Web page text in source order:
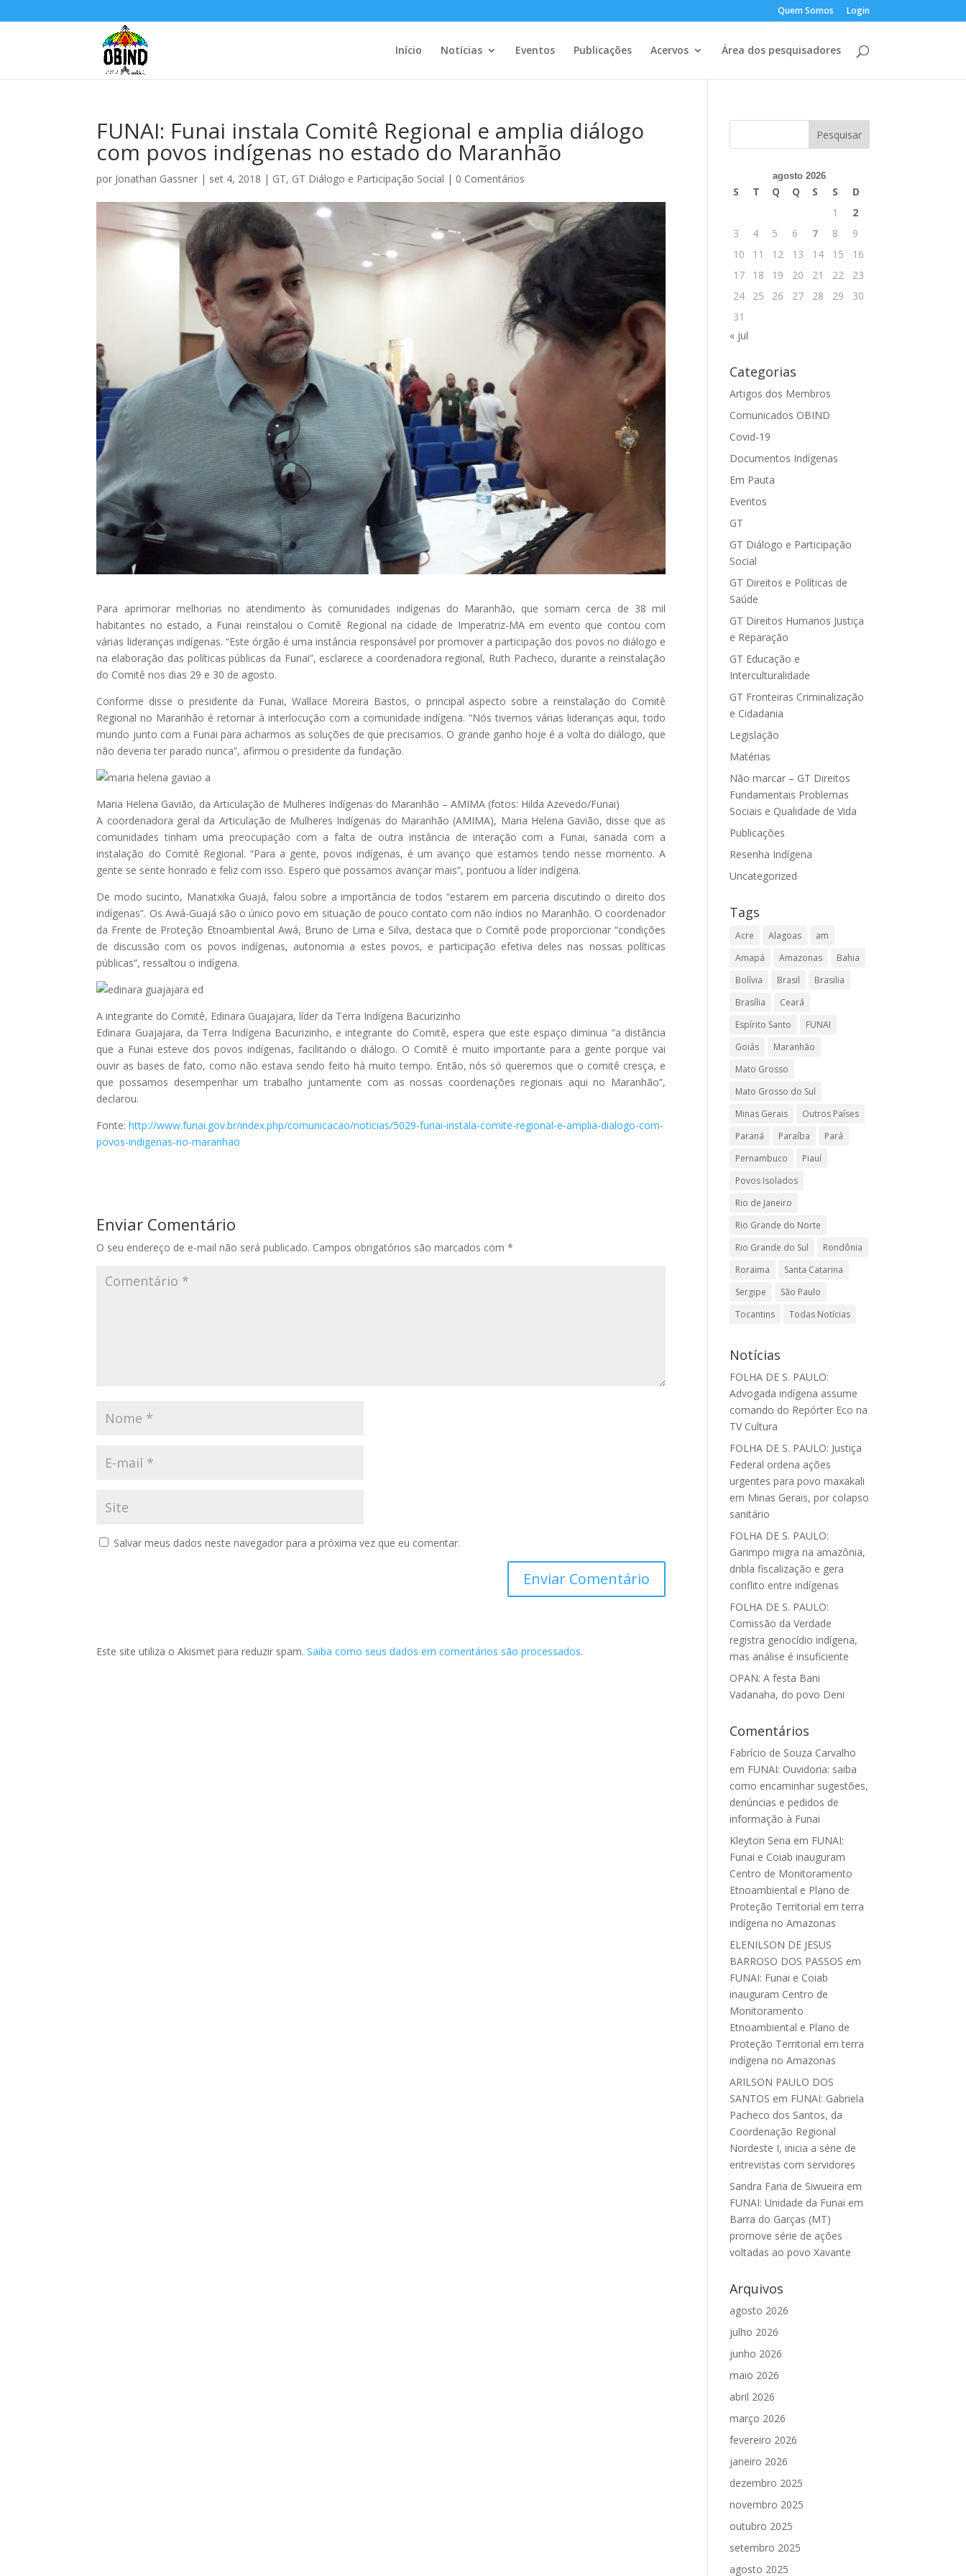
Quem Somos Login
Início Notícias Eventos Publicações Acervos Área dos pesquisadores
FUNAI: Funai instala Comitê Regional e amplia diálogo
com povos indígenas no estado do Maranhão
por Jonathan Gassner | set 4, 2018 | GT, GT Diálogo e Participação Social | 0 Comentários
Para aprimorar melhorias no atendimento às comunidades indígenas do Maranhão, que somam cerca de 38 mil
habitantes no estado, a Funai reinstalou o Comitê Regional na cidade de Imperatriz-MA em evento que contou com
várias lideranças indígenas. “Este órgão é uma instância responsável por promover a participação dos povos no diálogo e
na elaboração das políticas públicas da Funai”, esclarece a coordenadora regional, Ruth Pacheco, durante a reinstalação
do Comitê nos dias 29 e 30 de agosto.
Conforme disse o presidente da Funai, Wallace Moreira Bastos, o principal aspecto sobre a reinstalação do Comitê
Regional no Maranhão é retornar à interlocução com a comunidade indígena. “Nós tivemos várias lideranças aqui, todo
mundo junto com a Funai para acharmos as soluções de que precisamos. O grande ganho hoje é a volta do diálogo, que
não deveria ter parado nunca”, afirmou o presidente da fundação.
Maria Helena Gavião, da Articulação de Mulheres Indígenas do Maranhão – AMIMA (fotos: Hilda Azevedo/Funai)
A coordenadora geral da Articulação de Mulheres Indígenas do Maranhão (AMIMA), Maria Helena Gavião, disse que as
comunidades tinham uma preocupação com a falta de outra instância de interação com a Funai, sanada com a
instalação do Comitê Regional. “Para a gente, povos indígenas, é um avanço que estamos tendo nesse momento. A
gente se sente honrado e feliz com isso. Espero que possamos avançar mais”, pontuou a líder indígena.
De modo sucinto, Manatxika Guajá, falou sobre a importância de todos “estarem em parceria discutindo o direito dos
indígenas”. Os Awá-Guajá são o único povo em situação de pouco contato com não índios no Maranhão. O coordenador
da Frente de Proteção Etnoambiental Awá, Bruno de Lima e Silva, destaca que o Comitê pode proporcionar “condições
de discussão com os povos indígenas, autonomia a estes povos, e participação efetiva deles nas nossas políticas
públicas”, ressaltou o indígena.
A integrante do Comitê, Edinara Guajajara, líder da Terra Indígena Bacurizinho
Edinara Guajajara, da Terra Indígena Bacurizinho, e integrante do Comitê, espera que este espaço diminua “a distância
que a Funai esteve dos povos indígenas, facilitando o diálogo. O Comitê é muito importante para a gente porque vai
ouvir as bases de fato, como não estava sendo feito há muito tempo. Então, nós só queremos que o comitê cresça, e
que possamos desempenhar um trabalho juntamente com as nossas coordenações regionais aqui no Maranhão”,
declarou.
Fonte:http://www.funai.gov.br/index.php/comunicacao/noticias/5029-funai-instala-comite-regional-e-amplia-dialogo-com-
povos-indigenas-no-maranhao
Enviar Comentário
O seu endereço de e-mail não será publicado. Campos obrigatórios são marcados com*
Salvar meus dados neste navegador para a próxima vez que eu comentar.
Este site utiliza o Akismet para reduzir spam.Saiba como seus dados em comentários são processados.
agosto 2026
S T Q Q S S
D
1
2
3
4 5 6 7 8
9
10
11 12 13 14 15
16
17
18 19 20 21 22
23
24
25 26 27 28 29
30
31
« jul
Categorias
Artigos dos Membros
Comunicados OBIND
Covid-19
Documentos Indígenas
Em Pauta
Eventos
GT
GT Diálogo e Participação
Social
GT Direitos e Políticas de
Saúde
GT Direitos Humanos Justiça
e Reparação
GT Educação e
Interculturalidade
GT Fronteiras Criminalização
e Cidadania
Legislação
Matérias
Não marcar – GT Direitos
Fundamentais Problemas
Sociais e Qualidade de Vida
Publicações
Resenha Indígena
Uncategorized
Tags
Acre Alagoas
am
Amapá
Amazonas
Bahia
Bolívia
Brasil
Brasilia
Brasília
Ceará
Espírito Santo
FUNAI
Goiás
Maranhão
Mato Grosso
Mato Grosso do Sul
Minas Gerais
Outros Países
Paraná
Paraíba
Pará
Pernambuco
Piauí
Povos Isolados
Rio de Janeiro
Rio Grande do Norte
Rio Grande do Sul
Rondônia
Roraima
Santa Catarina
Sergipe
São Paulo
Tocantins
Todas Notícias
Notícias
FOLHA DE S. PAULO:
Advogada indígena assume
comando do Repórter Eco na
TV Cultura
FOLHA DE S. PAULO: Justiça
Federal ordena ações
urgentes para povo maxakali
em Minas Gerais, por colapso
sanitário
FOLHA DE S. PAULO:
Garimpo migra na amazônia,
dribla fiscalização e gera
conflito entre indígenas
FOLHA DE S. PAULO:
Comissão da Verdade
registra genocídio indígena,
mas análise é insuficiente
OPAN: A festa Bani
Vadanaha, do povo Deni
Comentários
Fabrício de Souza Carvalho
em FUNAI: Ouvidoria: saiba
como encaminhar sugestões,
denúncias e pedidos de
informação à Funai
Kleyton Sena em FUNAI:
Funai e Coiab inauguram
Centro de Monitoramento
Etnoambiental e Plano de
Proteção Territorial em terra
indígena no Amazonas
ELENILSON DE JESUS
BARROSO DOS PASSOS em
FUNAI: Funai e Coiab
inauguram Centro de
Monitoramento
Etnoambiental e Plano de
Proteção Territorial em terra
indígena no Amazonas
ARILSON PAULO DOS
SANTOS em FUNAI: Gabriela
Pacheco dos Santos, da
Coordenação Regional
Nordeste I, inicia a série de
entrevistas com servidores
Sandra Faria de Siwueira em
FUNAI: Unidade da Funai em
Barra do Garças (MT)
promove série de ações
voltadas ao povo Xavante
Arquivos
agosto 2026
julho 2026
junho 2026
maio 2026
abril 2026
março 2026
fevereiro 2026
janeiro 2026
dezembro 2025
novembro 2025
outubro 2025
setembro 2025
agosto 2025